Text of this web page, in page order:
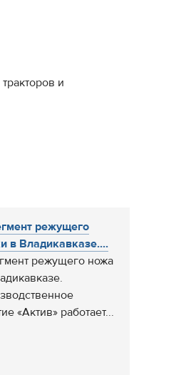
и
режущего
в Владикавказе....
режущего ножа
«Актив» работает...